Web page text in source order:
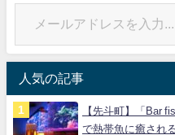
人気の記事
【先斗町】「Bar
で熱帯魚に癒され